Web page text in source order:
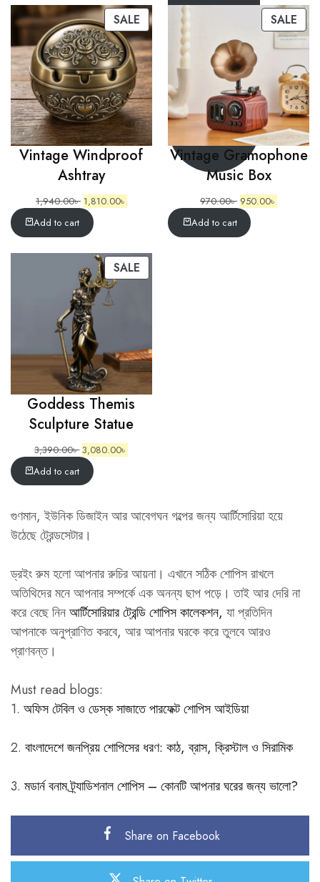
SALE
Vintage Windproof
Ashtray
1,940.00৳ 1,810.00৳
Add to cart
SALE
Vintage Gramophone
Music Box
970.00৳ 950.00৳
Add to cart
SALE
Goddess Themis
Sculpture Statue
3,390.00৳ 3,080.00৳
Add to cart
গুণমান, ইউনিক ডিজাইন আর আবেগঘন গল্পের জন্য আর্টিসোরিয়া হয়ে
উঠেছে ট্রেন্ডসেটার।
ড্রইং রুম হলো আপনার রুচির আয়না। এখানে সঠিক শোপিস রাখলে
অতিথিদের মনে আপনার সম্পর্কে এক অনন্য ছাপ পড়ে। তাই আর দেরি না
করে বেছে নিনআর্টিসোরিয়ার ট্রেন্ডি শোপিস কালেকশন, যা প্রতিদিন
আপনাকে অনুপ্রাণিত করবে, আর আপনার ঘরকে করে তুলবে আরও
প্রাণবন্ত।
Must read blogs:
1. অফিস টেবিল ও ডেস্ক সাজাতে পারফেক্ট শোপিস আইডিয়া
2. বাংলাদেশে জনপ্রিয় শোপিসের ধরণ: কাঠ, ব্রাস, ক্রিস্টাল ও সিরামিক
3. মডার্ন বনাম ট্র্যাডিশনাল শোপিস – কোনটি আপনার ঘরের জন্য ভালো?
Share on Facebook